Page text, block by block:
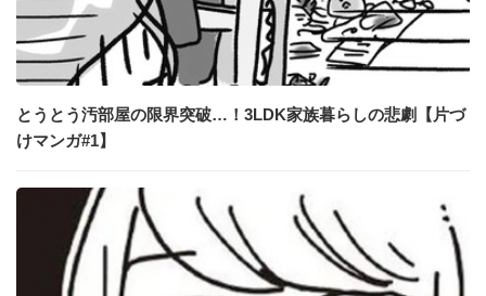
とうとう汚部屋の限界突破…！3LDK家族暮らしの悲劇【片づ
けマンガ#1】